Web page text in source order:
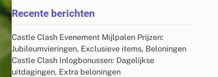
Recente berichten
Castle Clash Evenement Mijlpalen Prijzen:
Jubileumvieringen, Exclusieve items, Beloningen
Castle Clash Inlogbonussen: Dagelijkse
uitdagingen, Extra beloningen